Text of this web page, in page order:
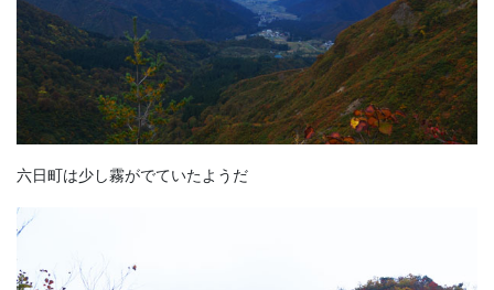
六日町は少し霧がでていたようだ